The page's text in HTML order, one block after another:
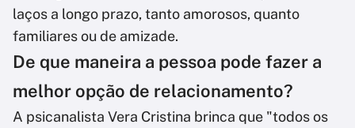
laços a longo prazo, tanto amorosos, quanto
familiares ou de amizade.
De que maneira a pessoa pode fazer a
melhor opção de relacionamento?
A psicanalista Vera Cristina brinca que "todos os